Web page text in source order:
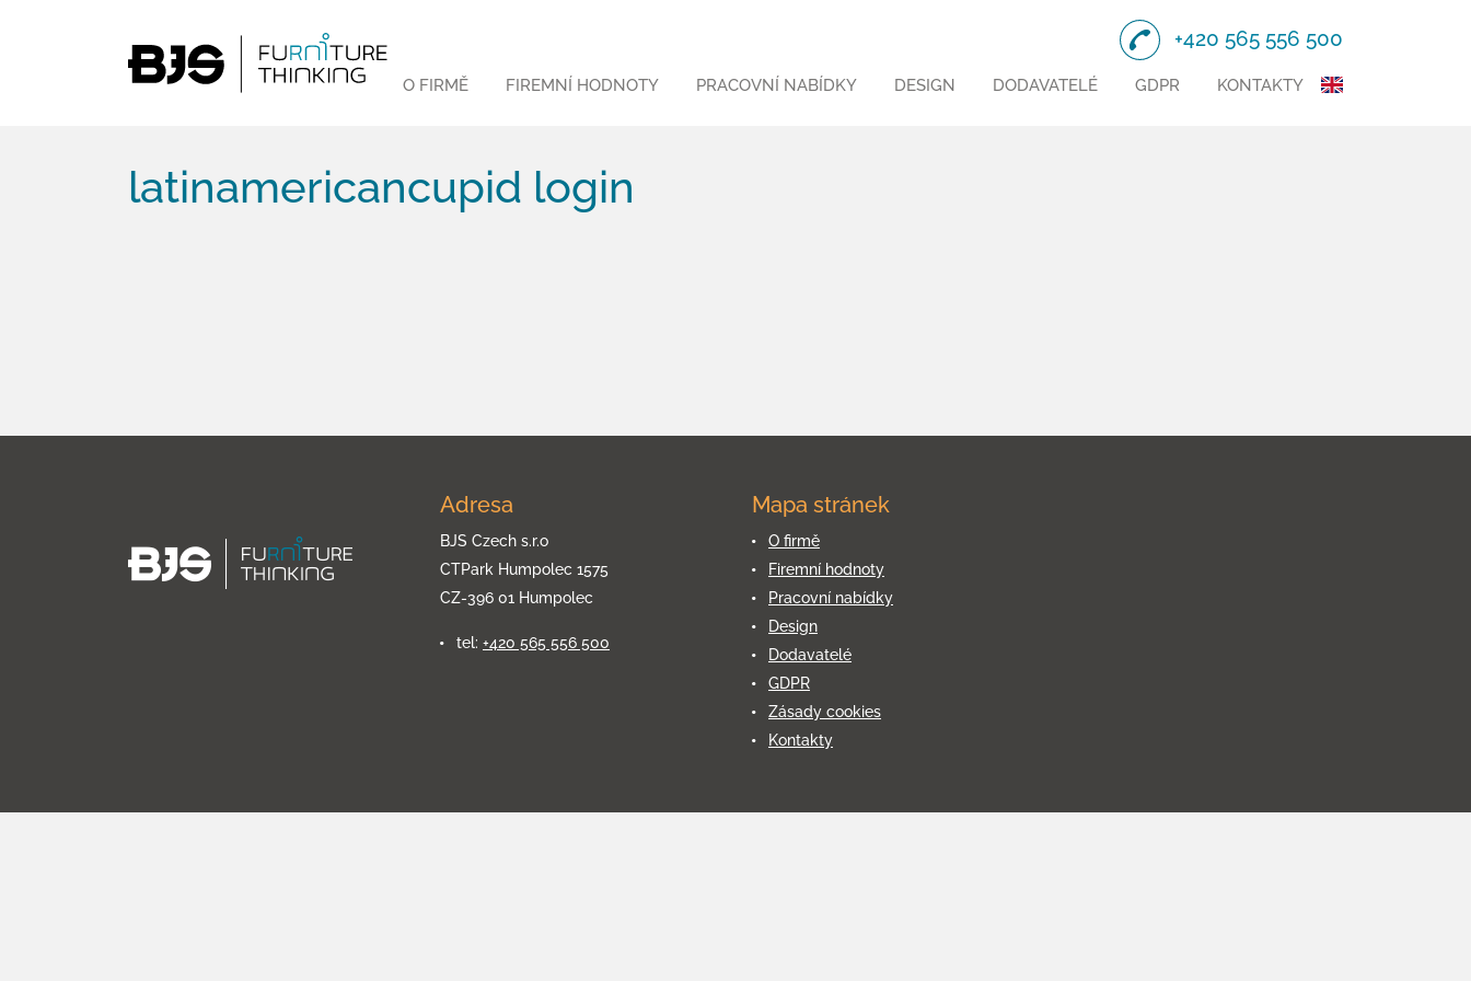
+420 565 556 500
O FIRMĚ FIREMNÍ HODNOTY PRACOVNÍ NABÍDKY DESIGN DODAVATELÉ GDPR KONTAKTY
latinamericancupid login
Adresa
BJS Czech s.r.o
CTPark Humpolec 1575
CZ-396 01 Humpolec
tel: +420 565 556 500
Mapa stránek
O firmě
Firemní hodnoty
Pracovní nabídky
Design
Dodavatelé
GDPR
Zásady cookies
Kontakty